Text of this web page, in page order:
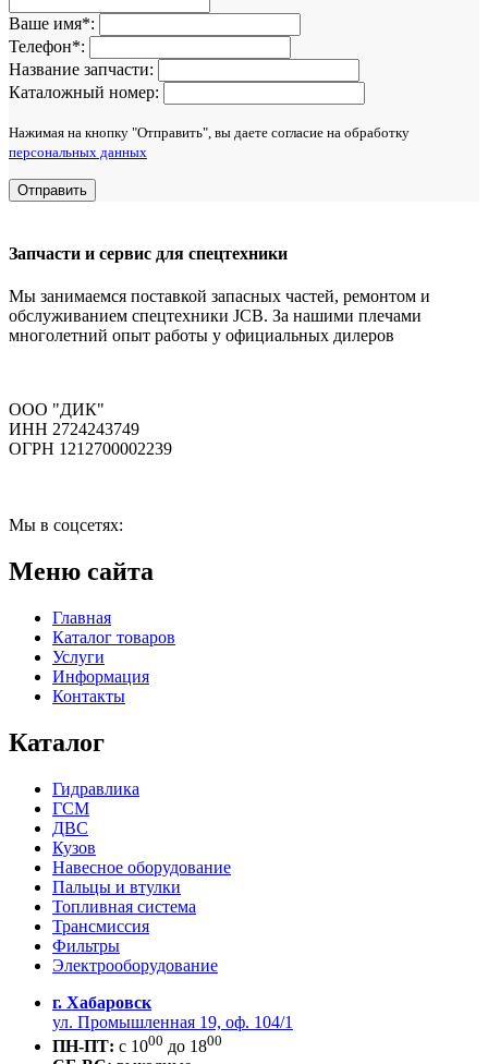
Ваше имя*:
Телефон*:
Название запчасти:
Каталожный номер:
Нажимая на кнопку "Отправить", вы даете согласие на обработку
персональных данных
Отправить
Запчасти и сервис для спецтехники
Мы занимаемся поставкой запасных частей, ремонтом и
обслуживанием спецтехники JCB. За нашими плечами
многолетний опыт работы у официальных дилеров
ООО "ДИК"
ИНН 2724243749
ОГРН 1212700002239
Мы в соцсетях:
Меню сайта
Главная
Каталог товаров
Услуги
Информация
Контакты
Каталог
Гидравлика
ГСМ
ДВС
Кузов
Навесное оборудование
Пальцы и втулки
Топливная система
Трансмиссия
Фильтры
Электрооборудование
г. Хабаровск
ул. Промышленная 19, оф. 104/1
ПН-ПТ: c 1000 до 1800